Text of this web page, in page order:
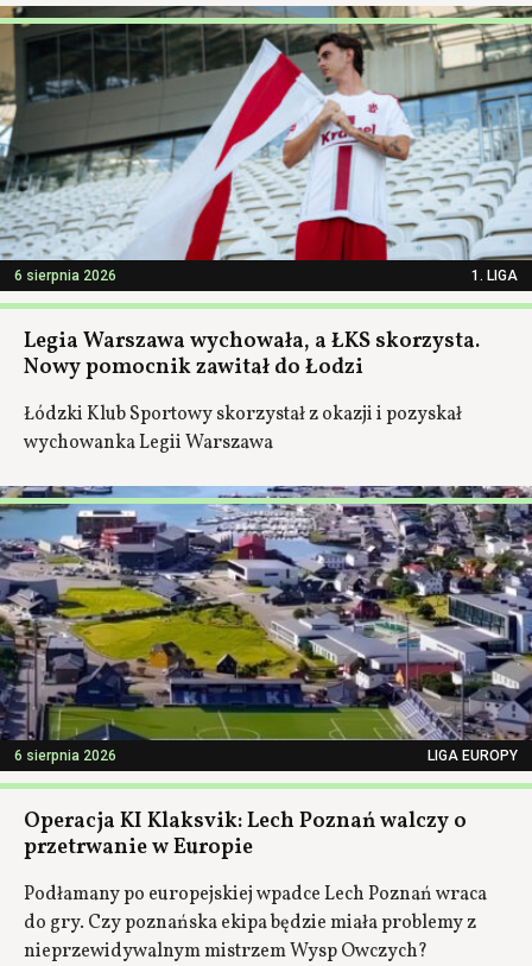
6 sierpnia 2026 1. LIGA
Legia Warszawa wychowała, a ŁKS skorzysta.
Nowy pomocnik zawitał do Łodzi
Łódzki Klub Sportowy skorzystał z okazji i pozyskał
wychowanka Legii Warszawa
6 sierpnia 2026 LIGA EUROPY
Operacja KI Klaksvik: Lech Poznań walczy o
przetrwanie w Europie
Podłamany po europejskiej wpadce Lech Poznań wraca
do gry. Czy poznańska ekipa będzie miała problemy z
nieprzewidywalnym mistrzem Wysp Owczych?